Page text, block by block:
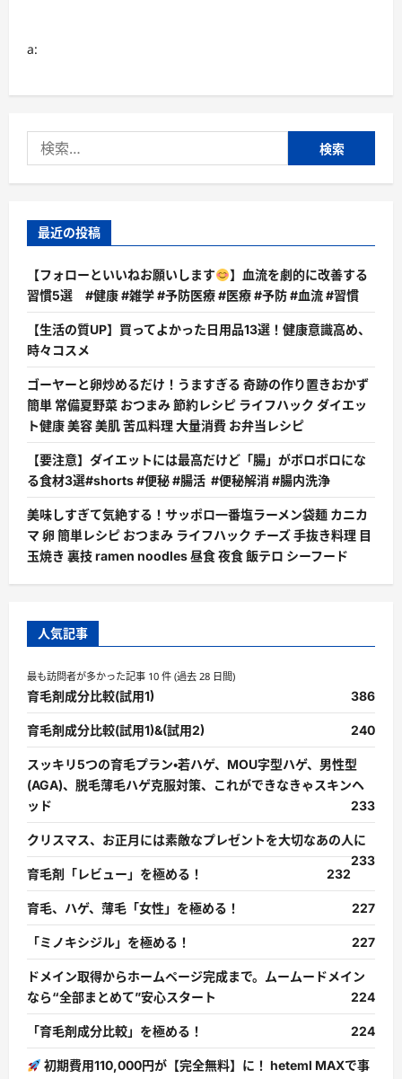
a:
索:
最近の投稿
【フォローといいねお願いします
】血流を劇的に改善する
習慣5選 #健康 #雑学 #予防医療 #医療 #予防 #血流 #習慣
【生活の質UP】買ってよかった日用品13選！健康意識高め、
時々コスメ
ゴーヤーと卵炒めるだけ！うますぎる 奇跡の作り置きおかず
簡単 常備夏野菜 おつまみ 節約レシピ ライフハック ダイエッ
ト健康 美容 美肌 苦瓜料理 大量消費 お弁当レシピ
【要注意】ダイエットには最高だけど「腸」がボロボロにな
る食材3選#shorts #便秘 #腸活 #便秘解消 #腸内洗浄
美味しすぎて気絶する！サッポロ一番塩ラーメン袋麺 カニカ
マ 卵 簡単レシピ おつまみ ライフハック チーズ 手抜き料理 目
玉焼き 裏技 ramen noodles 昼食 夜食 飯テロ シーフード
人気記事
最も訪問者が多かった記事 10 件 (過去 28 日間)
育毛剤成分比較(試用1) 386
育毛剤成分比較(試用1)&(試用2) 240
スッキリ5つの育毛プラン・若ハゲ、MOU字型ハゲ、男性型
(AGA)、脱毛薄毛ハゲ克服対策、これができなきゃスキンヘ
ッド
233
クリスマス、お正月には素敵なプレゼントを大切なあの人に
233
育毛剤「レビュー」を極める！
232
育毛、ハゲ、薄毛「女性」を極める！ 227
「ミノキシジル」を極める！ 227
ドメイン取得からホームページ完成まで。ムームードメイン
なら“全部まとめて”安心スタート
224
「育毛剤成分比較」を極める！ 224
初期費用110,000円が【完全無料】に！ heteml MAXで事